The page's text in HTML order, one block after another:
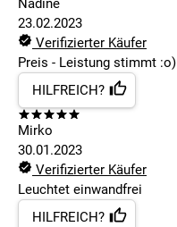
Nadine
23.02.2023
Verifizierter Käufer
Preis - Leistung stimmt :o)
HILFREICH?
Mirko
30.01.2023
Verifizierter Käufer
Leuchtet einwandfrei
HILFREICH?